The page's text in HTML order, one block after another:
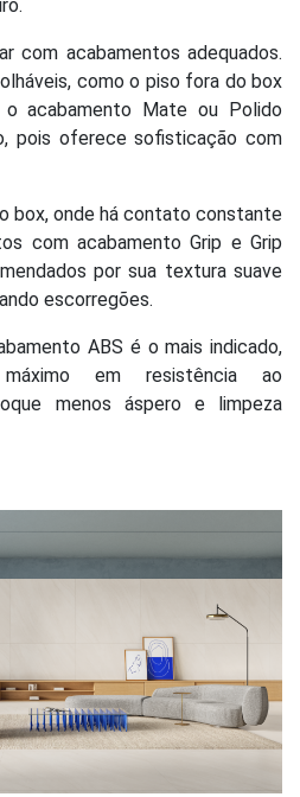
com acabamentos adequados.
como o piso fora do box
acabamento Mate ou Polido
pois oferece sofisticação com
box, onde há contato constante
com acabamento Grip e Grip
por sua textura suave
escorregões.
ABS é o mais indicado,
em resistência ao
menos áspero e limpeza